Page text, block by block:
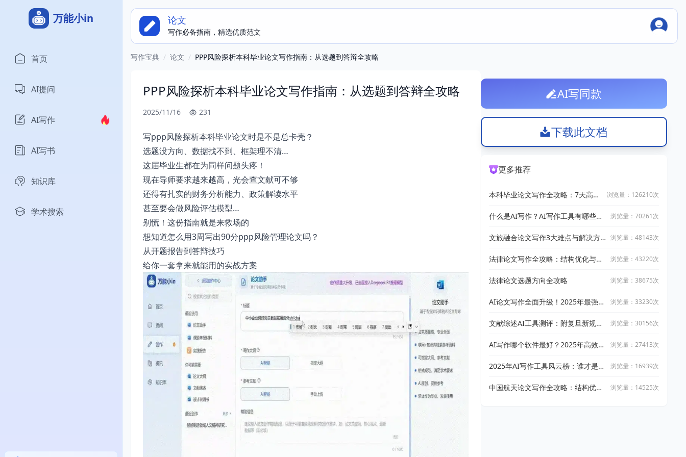
万能小in
首页
AI提问
AI写作
AI写书
知识库
学术搜索
论文
写作必备指南，精选优质范文
写作宝典 / 论文 / PPP风险探析本科毕业论文写作指南：从选题到答辩全攻略
PPP风险探析本科毕业论文写作指南：从选题到答辩全攻略
2025/11/16 231
写ppp风险探析本科毕业论文时是不是总卡壳？
选题没方向、数据找不到、框架理不清…
这届毕业生都在为同样问题头疼！
现在导师要求越来越高，光会查文献可不够
还得有扎实的财务分析能力、政策解读水平
甚至要会做风险评估模型…
别慌！这份指南就是来救场的
想知道怎么用3周写出90分ppp风险管理论文吗？
从开题报告到答辩技巧
给你一套拿来就能用的实战方案
AI写同款
下载此文档
更多推荐
本科毕业论文写作全攻略：7天高效
浏览量：126210次
什么是AI写作？AI写作工具有哪些？
浏览量：70261次
文旅融合论文写作3大难点与解决方
浏览量：48143次
法律论文写作全攻略：结构优化与文
浏览量：43220次
法律论文选题方向全攻略 浏览量：38675次
AI论文写作全面升级！2025年最强写
稿
浏览量：33230次
文献综述AI工具测评：附复旦新规下
浏览量：30156次
AI写作哪个软件最好？2025年高效智
浏览量：27413次
2025年AI写作工具风云榜：谁才是真
浏览量：16939次
中国航天论文写作全攻略：结构优化
浏览量：14525次